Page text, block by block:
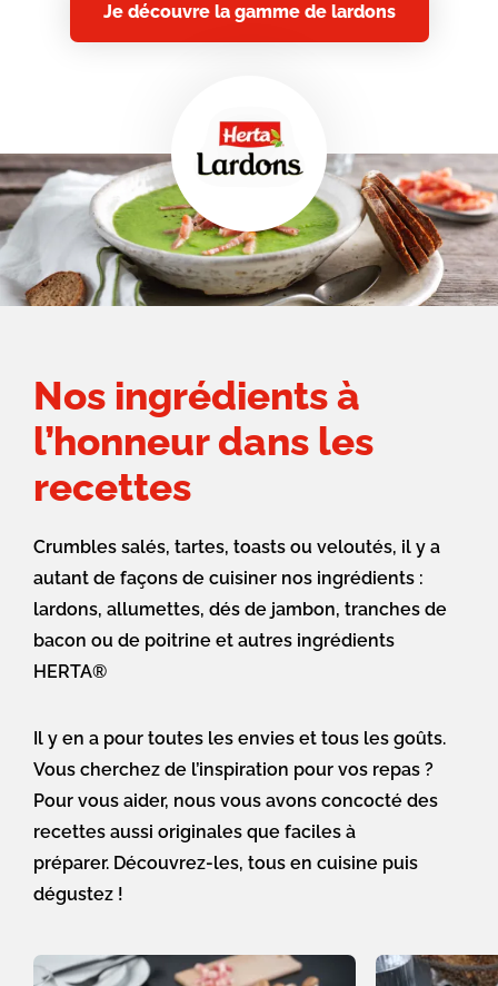
Je découvre la gamme de lardons
Nos ingrédients à
l’honneur dans les
recettes
Crumbles salés, tartes, toasts ou veloutés, il y a
autant de façons de cuisiner nos ingrédients :
lardons, allumettes, dés de jambon, tranches de
bacon ou de poitrine et autres ingrédients
HERTA®
Il y en a pour toutes les envies et tous les goûts.
Vous cherchez de l’inspiration pour vos repas ?
Pour vous aider, nous vous avons concocté des
recettes aussi originales que faciles à
préparer. Découvrez-les, tous en cuisine puis
dégustez !